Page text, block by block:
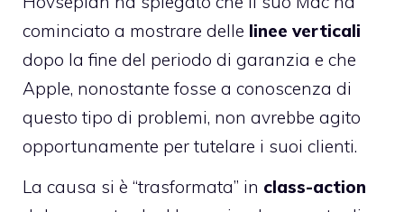
cominciato a mostrare delle linee verticali
dopo la fine del periodo di garanzia e che
Apple, nonostante fosse a conoscenza di
questo tipo di problemi, non avrebbe agito
opportunamente per tutelare i suoi clienti.
La causa si è “trasformata” in class-action